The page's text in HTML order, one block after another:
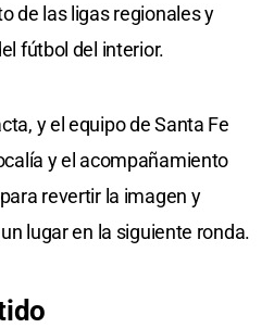
de las ligas regionales y
fútbol del interior.
y el equipo de Santa Fe
y el acompañamiento
revertir la imagen y
lugar en la siguiente ronda.